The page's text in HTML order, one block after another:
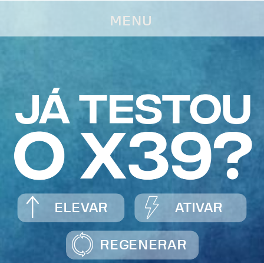
MENU
ELEVAR ATIVAR
REGENERAR